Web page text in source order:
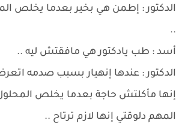
الدكتور : إطمن هي بخير بعدما يخلص
..
أسد : طب يادكتور هي مافقتش ليه ..
الدكتور : عندها إنهيار بسبب صدمه
إنها مأكلتش حاجة بعدما يخلص
المهم دلوقتي إنها لازم ترتاح ..